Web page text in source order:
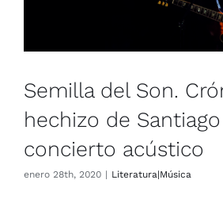
Literatura|Música
Semilla del Son.
hechizo de
concierto acústico
enero 28th, 2020 | Literatura|Música